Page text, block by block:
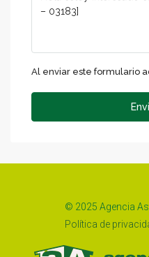
Al enviar este formulario
© 2025 Agencia
Política de